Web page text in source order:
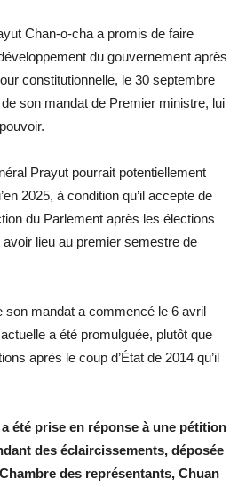
Chan-o-cha a promis de faire
du gouvernement après
constitutionnelle, le 30 septembre
son mandat de Premier ministre, lui
Prayut pourrait potentiellement
2025, à condition qu’il accepte de
du Parlement après les élections
lieu au premier semestre de
son mandat a commencé le 6 avril
a été promulguée, plutôt que
après le coup d’État de 2014 qu’il
été prise en réponse à une pétition
des éclaircissements, déposée
des représentants, Chuan